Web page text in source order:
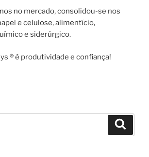
no mercado, consolidou-se nos
e celulose, alimentício,
e siderúrgico.
® é produtividade e confiança!